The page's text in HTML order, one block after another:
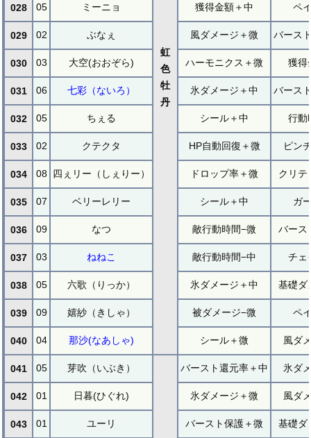
虹
色
牡
丹
028 05 ミーニョ 獲得金額＋中 ペ
029 02 ぶなぇ 風ダメージ＋微 バース
030 03 大空(おおぞら) ハーモニクス＋微 獲得
031 06 七彩（ないろ） 氷ダメージ＋中 バース
032 05 ちぇる シール＋中 行動
033 02 クテクタ HP自動回復＋微 ピン
034 08 四ぇリー（しぇりー） ドロップ率＋微 クリテ
035 07 ベリーレリー シール＋中 ガ
036 09 なつ 敵行動時間−微 バース
037 03 ねねこ 敵行動時間−中 チェ
038 05 六歌（りっか） 氷ダメージ＋中 基礎ダ
039 09 嬉紗（きしゃ） 被ダメージ−微 ペ
040 04 那沙(なあしゃ) シール＋微 風ダ
041 05 芽吹（いぶき） バースト還元率＋中 氷ダ
042 01 日暮(ひぐれ) 氷ダメージ＋微 風ダ
043 01 ユーリ バースト保護＋微 基礎ダ